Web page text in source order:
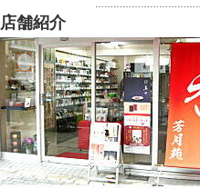
店舗紹介